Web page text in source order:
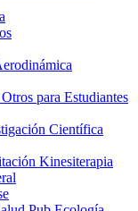
para Estudiantes
Científica
Kinesiterapia